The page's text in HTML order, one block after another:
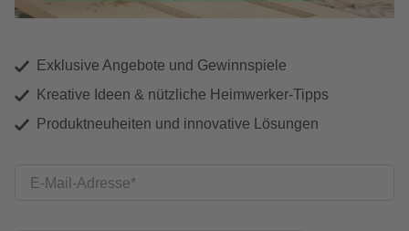
Exklusive Angebote und Gewinnspiele
Kreative Ideen & nützliche Heimwerker-Tipps
Produktneuheiten und innovative Lösungen
E-Mail-Adresse